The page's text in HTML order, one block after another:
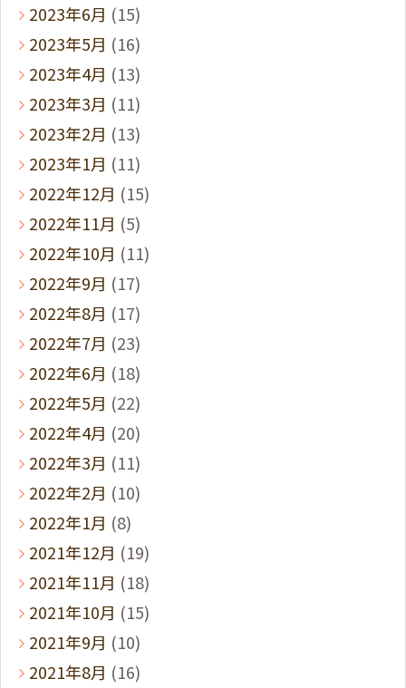
2023年6月 (15)
2023年5月 (16)
2023年4月 (13)
2023年3月 (11)
2023年2月 (13)
2023年1月 (11)
2022年12月 (15)
2022年11月 (5)
2022年10月 (11)
2022年9月 (17)
2022年8月 (17)
2022年7月 (23)
2022年6月 (18)
2022年5月 (22)
2022年4月 (20)
2022年3月 (11)
2022年2月 (10)
2022年1月 (8)
2021年12月 (19)
2021年11月 (18)
2021年10月 (15)
2021年9月 (10)
2021年8月 (16)